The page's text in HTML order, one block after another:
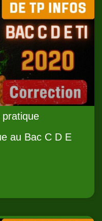
pratique
au Bac C D E